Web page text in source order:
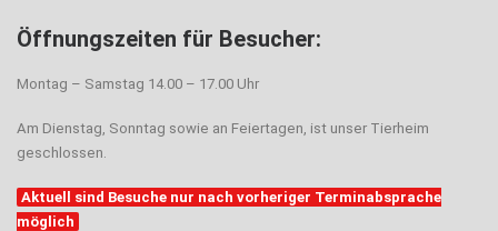
Öffnungszeiten für Besucher:
Montag – Samstag 14.00 – 17.00 Uhr
Am Dienstag, Sonntag sowie an Feiertagen, ist unser Tierheim
geschlossen.
Aktuell sind Besuche nur nach vorheriger Terminabsprache
möglich